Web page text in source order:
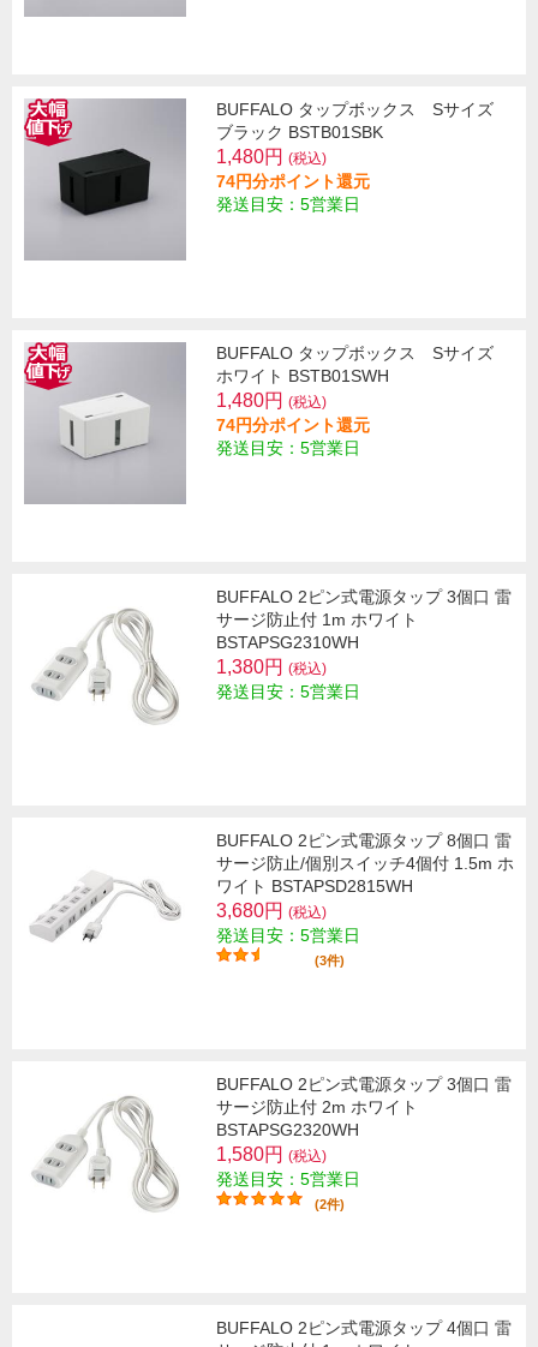
BUFFALO タップボックス Sサイズ
ブラック BSTB01SBK
1,480円 (税込)
74円分ポイント還元
発送目安：5営業日
BUFFALO タップボックス Sサイズ
ホワイト BSTB01SWH
1,480円 (税込)
74円分ポイント還元
発送目安：5営業日
BUFFALO 2ピン式電源タップ 3個口 雷
サージ防止付 1m ホワイト
BSTAPSG2310WH
1,380円 (税込)
発送目安：5営業日
BUFFALO 2ピン式電源タップ 8個口 雷
サージ防止/個別スイッチ4個付 1.5m ホ
ワイト BSTAPSD2815WH
3,680円 (税込)
発送目安：5営業日
(3件)
BUFFALO 2ピン式電源タップ 3個口 雷
サージ防止付 2m ホワイト
BSTAPSG2320WH
1,580円 (税込)
発送目安：5営業日
(2件)
BUFFALO 2ピン式電源タップ 4個口 雷